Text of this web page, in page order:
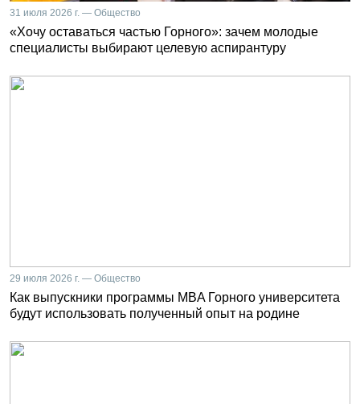
31 июля 2026 г. — Общество
«Хочу оставаться частью Горного»: зачем молодые
специалисты выбирают целевую аспирантуру
29 июля 2026 г. — Общество
Как выпускники программы MBA Горного университета
будут использовать полученный опыт на родине